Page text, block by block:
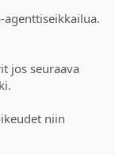
näyttelijää
koska
Brosnanin
tämä tuskin on
keski-ikäinen
agenttiseikkailua.
jos seuraava
niin